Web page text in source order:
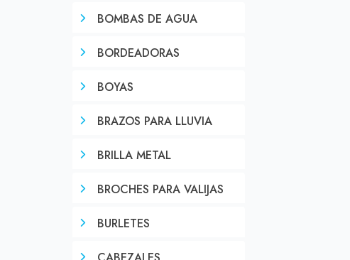
BOMBAS DE AGUA
BORDEADORAS
BOYAS
BRAZOS PARA LLUVIA
BRILLA METAL
BROCHES PARA VALIJAS
BURLETES